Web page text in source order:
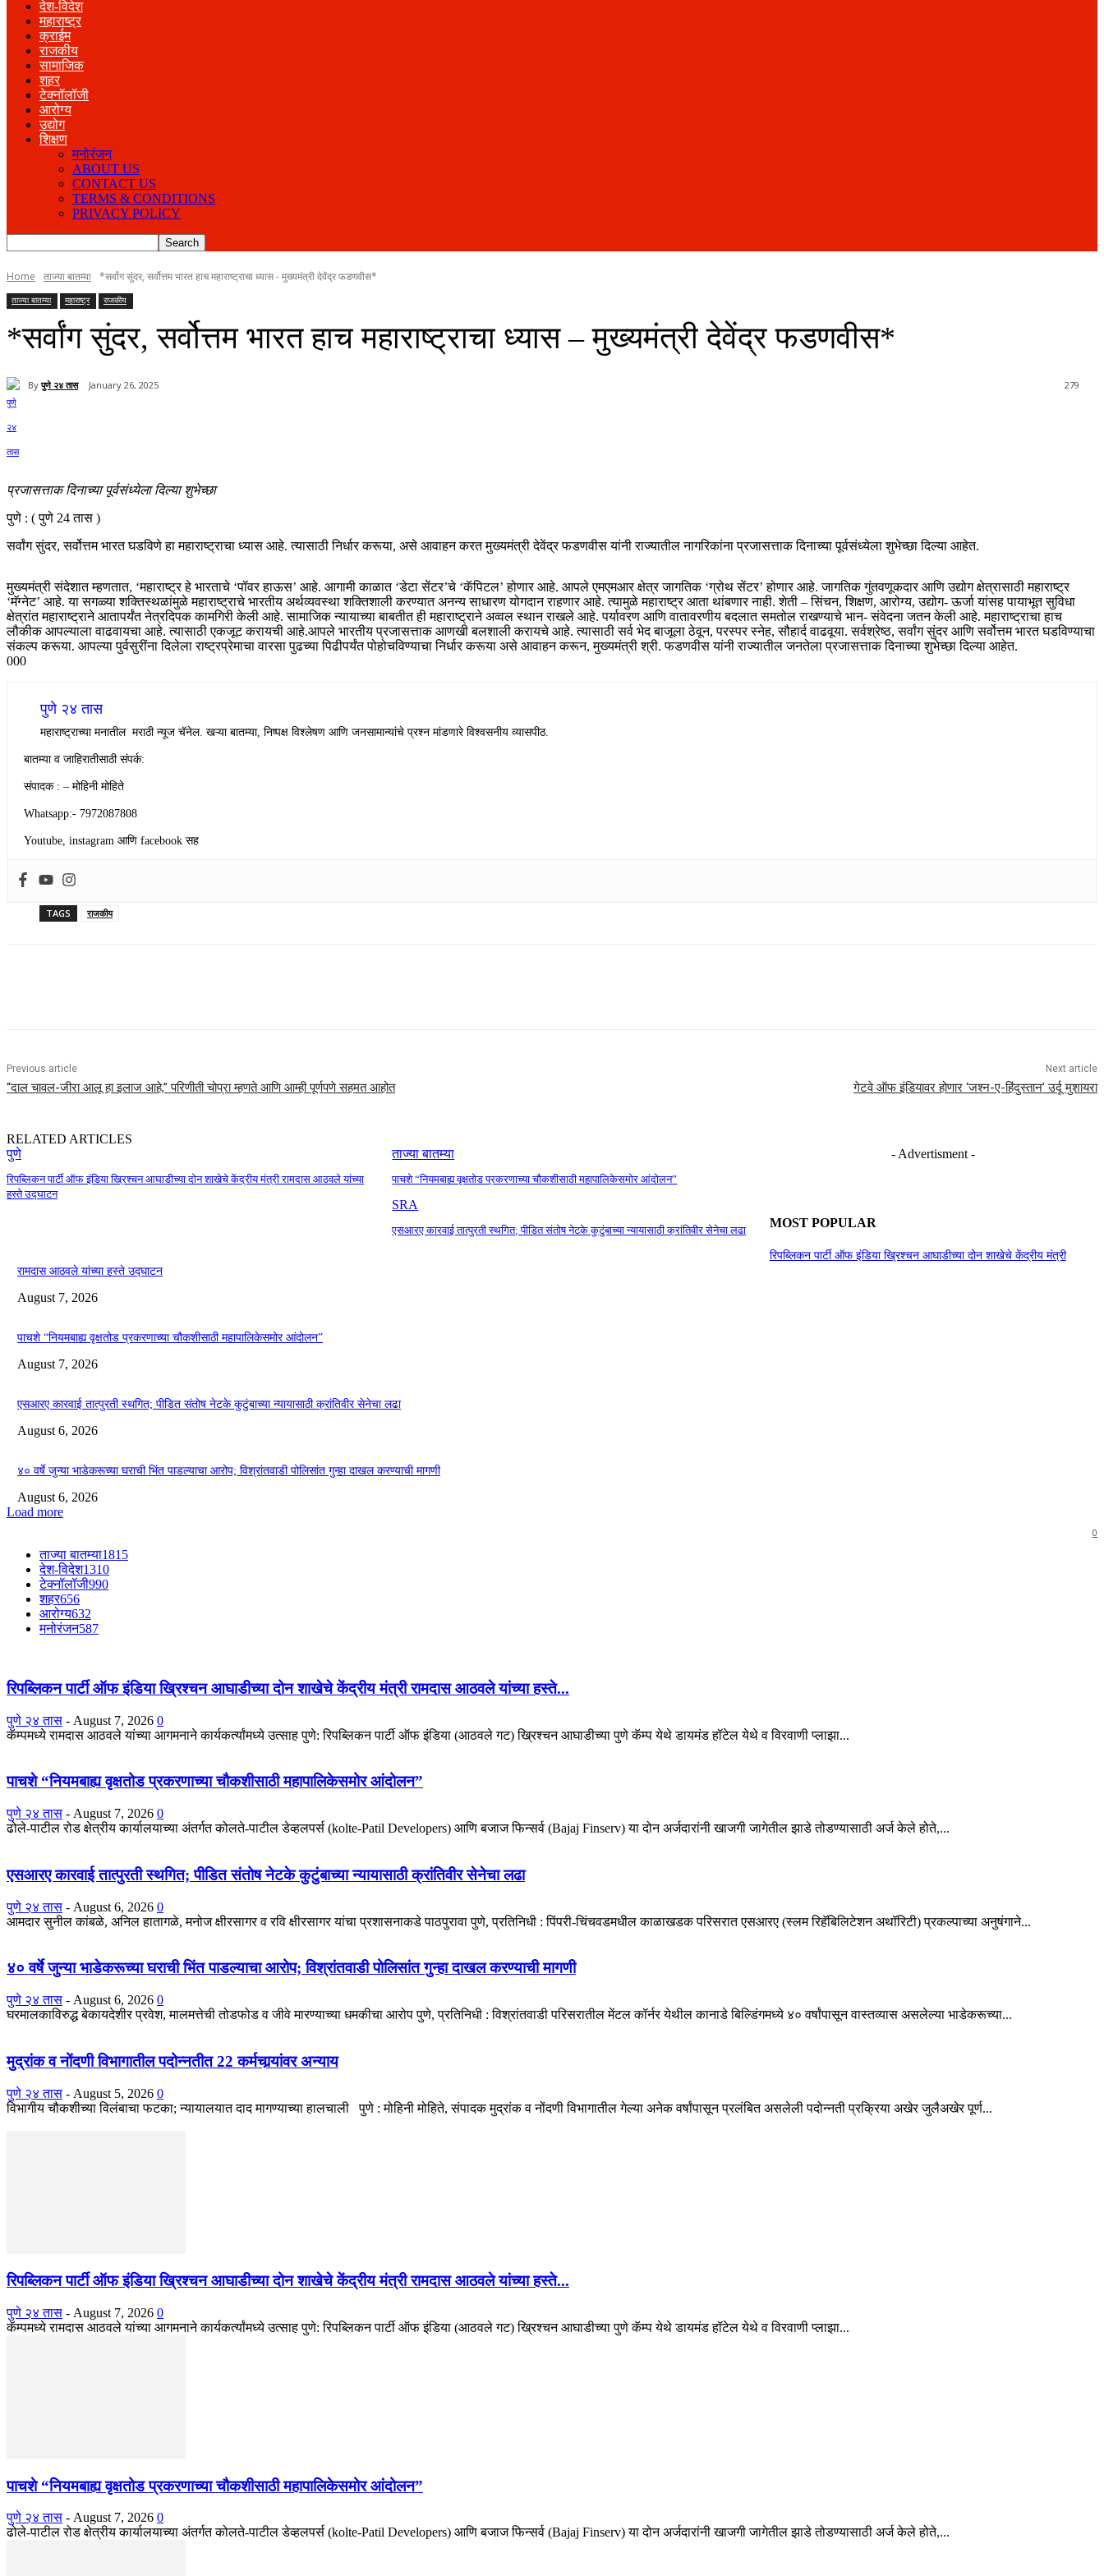
देश-विदेश
महाराष्ट्र
क्राईम
राजकीय
सामाजिक
शहर
टेक्नॉलॉजी
आरोग्य
उद्योग
शिक्षण
मनोरंजन
ABOUT US
CONTACT US
TERMS & CONDITIONS
PRIVACY POLICY
Home ताज्या बातम्या *सर्वांग सुंदर, सर्वोत्तम भारत हाच महाराष्ट्राचा ध्यास - मुख्यमंत्री देवेंद्र फडणवीस*
ताज्या बातम्या महाराष्ट्र राजकीय
*सर्वांग सुंदर, सर्वोत्तम भारत हाच महाराष्ट्राचा ध्यास – मुख्यमंत्री देवेंद्र फडणवीस*
By पुणे २४ तास January 26, 2025 279
प्रजासत्ताक दिनाच्या पूर्वसंध्येला दिल्या शुभेच्छा
पुणे : ( पुणे 24 तास )
सर्वांग सुंदर, सर्वोत्तम भारत घडविणे हा महाराष्ट्राचा ध्यास आहे. त्यासाठी निर्धार करूया, असे आवाहन करत मुख्यमंत्री देवेंद्र फडणवीस यांनी राज्यातील नागरिकांना प्रजासत्ताक दिनाच्या पूर्वसंध्येला शुभेच्छा दिल्या आहेत.
मुख्यमंत्री संदेशात म्हणतात, ‘महाराष्ट्र हे भारताचे ‘पॉवर हाऊस’ आहे. आगामी काळात ‘डेटा सेंटर’चे ‘कॅपिटल’ होणार आहे. आपले एमएमआर क्षेत्र जागतिक ‘ग्रोथ सेंटर’ होणार आहे. जागतिक गुंतवणूकदार आणि उद्योग क्षेत्रासाठी महाराष्ट्र
‘मॅग्नेट’ आहे. या सगळ्या शक्तिस्थळांमुळे महाराष्ट्राचे भारतीय अर्थव्यवस्था शक्तिशाली करण्यात अनन्य साधारण योगदान राहणार आहे. त्यामुळे महाराष्ट्र आता थांबणार नाही. शेती – सिंचन, शिक्षण, आरोग्य, उद्योग- ऊर्जा यांसह पायाभूत सुविधा
क्षेत्रांत महाराष्ट्राने आतापर्यंत नेत्रदिपक कामगिरी केली आहे. सामाजिक न्यायाच्या बाबतीत ही महाराष्ट्राने अव्वल स्थान राखले आहे. पर्यावरण आणि वातावरणीय बदलात समतोल राखण्याचे भान- संवेदना जतन केली आहे. महाराष्ट्राचा हाच
लौकीक आपल्याला वाढवायचा आहे. त्यासाठी एकजूट करायची आहे.आपले भारतीय प्रजासत्ताक आणखी बलशाली करायचे आहे. त्यासाठी सर्व भेद बाजूला ठेवून, परस्पर स्नेह, सौहार्द वाढवूया. सर्वश्रेष्ठ, सर्वांग सुंदर आणि सर्वोत्तम भारत घडविण्याचा
संकल्प करूया. आपल्या पुर्वसुरींना दिलेला राष्ट्रप्रेमाचा वारसा पुढच्या पिढीपर्यंत पोहोचविण्याचा निर्धार करूया असे आवाहन करून, मुख्यमंत्री श्री. फडणवीस यांनी राज्यातील जनतेला प्रजासत्ताक दिनाच्या शुभेच्छा दिल्या आहेत.
000
पुणे २४ तास
महाराष्ट्राच्या मनातील मराठी न्यूज चॅनेल. खऱ्या बातम्या, निष्पक्ष विश्लेषण आणि जनसामान्यांचे प्रश्न मांडणारे विश्वसनीय व्यासपीठ.
बातम्या व जाहिरातीसाठी संपर्क:
संपादक : – मोहिनी मोहिते
Whatsapp:- 7972087808
Youtube, instagram आणि facebook सह
TAGS राजकीय
Previous article
“दाल चावल-जीरा आलू हा इलाज आहे,” परिणीती चोप्रा म्हणते आणि आम्ही पूर्णपणे सहमत आहोत
Next article
गेटवे ऑफ इंडियावर होणार ‘जश्न-ए-हिंदुस्तान’ उर्दू मुशायरा
RELATED ARTICLES
पुणे
रिपब्लिकन पार्टी ऑफ इंडिया ख्रिश्चन आघाडीच्या दोन शाखेचे केंद्रीय मंत्री रामदास आठवले यांच्या
हस्ते उद्घाटन
ताज्या बातम्या
पाचशे “नियमबाह्य वृक्षतोड प्रकरणाच्या चौकशीसाठी महापालिकेसमोर आंदोलन”
SRA
एसआरए कारवाई तात्पुरती स्थगित; पीडित संतोष नेटके कुटुंबाच्या न्यायासाठी क्रांतिवीर सेनेचा लढा
- Advertisment -
MOST POPULAR
रिपब्लिकन पार्टी ऑफ इंडिया ख्रिश्चन आघाडीच्या दोन शाखेचे केंद्रीय मंत्री
रामदास आठवले यांच्या हस्ते उद्घाटन
August 7, 2026
पाचशे “नियमबाह्य वृक्षतोड प्रकरणाच्या चौकशीसाठी महापालिकेसमोर आंदोलन”
August 7, 2026
एसआरए कारवाई तात्पुरती स्थगित; पीडित संतोष नेटके कुटुंबाच्या न्यायासाठी क्रांतिवीर सेनेचा लढा
August 6, 2026
४० वर्षे जुन्या भाडेकरूच्या घराची भिंत पाडल्याचा आरोप; विश्रांतवाडी पोलिसांत गुन्हा दाखल करण्याची मागणी
August 6, 2026
Load more
0
ताज्या बातम्या1815
देश-विदेश1310
टेक्नॉलॉजी990
शहर656
आरोग्य632
मनोरंजन587
रिपब्लिकन पार्टी ऑफ इंडिया ख्रिश्चन आघाडीच्या दोन शाखेचे केंद्रीय मंत्री रामदास आठवले यांच्या हस्ते...
पुणे २४ तास - August 7, 2026 0
कॅम्पमध्ये रामदास आठवले यांच्या आगमनाने कार्यकर्त्यांमध्ये उत्साह पुणे: रिपब्लिकन पार्टी ऑफ इंडिया (आठवले गट) ख्रिश्चन आघाडीच्या पुणे कॅम्प येथे डायमंड हॉटेल येथे व विरवाणी प्लाझा...
पाचशे “नियमबाह्य वृक्षतोड प्रकरणाच्या चौकशीसाठी महापालिकेसमोर आंदोलन”
पुणे २४ तास - August 7, 2026 0
ढोले-पाटील रोड क्षेत्रीय कार्यालयाच्या अंतर्गत कोलते-पाटील डेव्हलपर्स (kolte-Patil Developers) आणि बजाज फिन्सर्व (Bajaj Finserv) या दोन अर्जदारांनी खाजगी जागेतील झाडे तोडण्यासाठी अर्ज केले होते,...
एसआरए कारवाई तात्पुरती स्थगित; पीडित संतोष नेटके कुटुंबाच्या न्यायासाठी क्रांतिवीर सेनेचा लढा
पुणे २४ तास - August 6, 2026 0
आमदार सुनील कांबळे, अनिल हातागळे, मनोज क्षीरसागर व रवि क्षीरसागर यांचा प्रशासनाकडे पाठपुरावा पुणे, प्रतिनिधी : पिंपरी-चिंचवडमधील काळाखडक परिसरात एसआरए (स्लम रिहॅबिलिटेशन अथॉरिटी) प्रकल्पाच्या अनुषंगाने...
४० वर्षे जुन्या भाडेकरूच्या घराची भिंत पाडल्याचा आरोप; विश्रांतवाडी पोलिसांत गुन्हा दाखल करण्याची मागणी
पुणे २४ तास - August 6, 2026 0
घरमालकाविरुद्ध बेकायदेशीर प्रवेश, मालमत्तेची तोडफोड व जीवे मारण्याच्या धमकीचा आरोप पुणे, प्रतिनिधी : विश्रांतवाडी परिसरातील मेंटल कॉर्नर येथील कानाडे बिल्डिंगमध्ये ४० वर्षांपासून वास्तव्यास असलेल्या भाडेकरूच्या...
मुद्रांक व नोंदणी विभागातील पदोन्नतीत 22 कर्मचार्‍यांवर अन्याय
पुणे २४ तास - August 5, 2026 0
विभागीय चौकशीच्या विलंबाचा फटका; न्यायालयात दाद मागण्याच्या हालचाली पुणे : मोहिनी मोहिते, संपादक मुद्रांक व नोंदणी विभागातील गेल्या अनेक वर्षांपासून प्रलंबित असलेली पदोन्नती प्रक्रिया अखेर जुलैअखेर पूर्ण...
रिपब्लिकन पार्टी ऑफ इंडिया ख्रिश्चन आघाडीच्या दोन शाखेचे केंद्रीय मंत्री रामदास आठवले यांच्या हस्ते...
पुणे २४ तास - August 7, 2026 0
कॅम्पमध्ये रामदास आठवले यांच्या आगमनाने कार्यकर्त्यांमध्ये उत्साह पुणे: रिपब्लिकन पार्टी ऑफ इंडिया (आठवले गट) ख्रिश्चन आघाडीच्या पुणे कॅम्प येथे डायमंड हॉटेल येथे व विरवाणी प्लाझा...
पाचशे “नियमबाह्य वृक्षतोड प्रकरणाच्या चौकशीसाठी महापालिकेसमोर आंदोलन”
पुणे २४ तास - August 7, 2026 0
ढोले-पाटील रोड क्षेत्रीय कार्यालयाच्या अंतर्गत कोलते-पाटील डेव्हलपर्स (kolte-Patil Developers) आणि बजाज फिन्सर्व (Bajaj Finserv) या दोन अर्जदारांनी खाजगी जागेतील झाडे तोडण्यासाठी अर्ज केले होते,...